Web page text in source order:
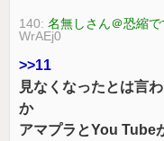
140:名無しさん＠恐縮で
WrAEj0
>>11
見なくなったとは言
か
アマプラとYou Tube